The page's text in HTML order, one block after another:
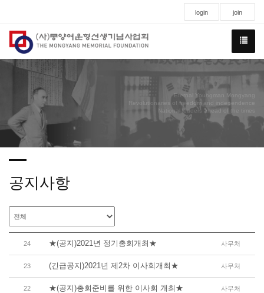
login join
Eternal Youngman Mongyang
Revolutionaries of freedom and independence
National leaders ahead of the times
공지사항
24 ★(공지)2021년 정기총회개최★ 사무처
23 (긴급공지)2021년 제2차 이사회개최★ 사무처
22 ★(공지)총회준비를 위한 이사회 개최★ 사무처